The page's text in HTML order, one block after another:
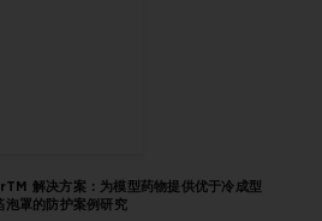
解决方案：为模型药物提供优于冷成型
泡罩的防护案例研究